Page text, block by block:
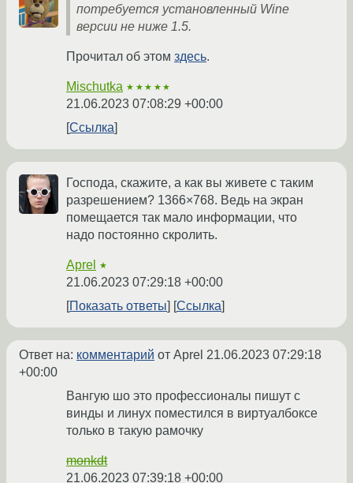
потребуется установленный Wine
версии не ниже 1.5.
Прочитал об этом здесь.
Mischutka ★★★★★
21.06.2023 07:08:29 +00:00
Ссылка
Господа, скажите, а как вы живете с таким
разрешением? 1366×768. Ведь на экран
помещается так мало информации, что
надо постоянно скролить.
Aprel ★
21.06.2023 07:29:18 +00:00
Показать ответы
Ссылка
Ответ на: комментарий от Aprel 21.06.2023 07:29:18
+00:00
Вангую шо это профессионалы пишут с
винды и линух поместился в виртуалбоксе
только в такую рамочку
monkdt
21.06.2023 07:39:18 +00:00